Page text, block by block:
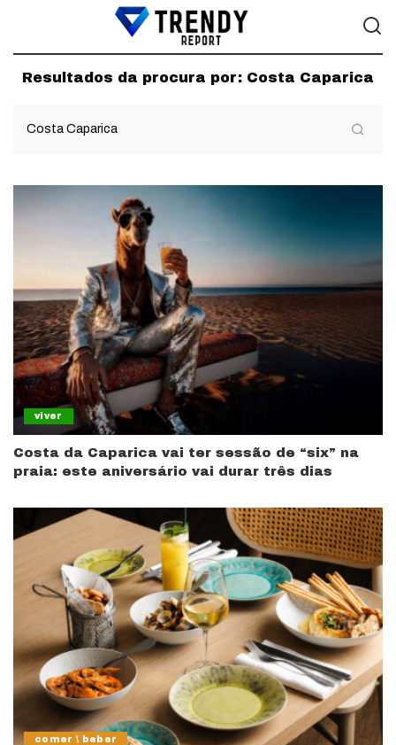
Resultados da procura por: Costa Caparica
viver
Costa da Caparica vai ter sessão de “six” na
praia: este aniversário vai durar três dias
comer \ beber